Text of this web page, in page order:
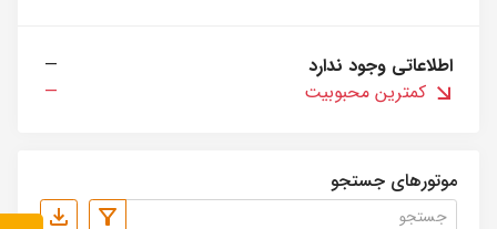
اطلاعاتی وجود ندارد
—
کمترین محبوبیت
—
موتورهای جستجو